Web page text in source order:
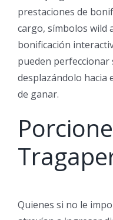
prestaciones de
cargo, símbolos wild
bonificación
pueden perfeccionar
desplazándolo hacia
de ganar.
Quienes si no le